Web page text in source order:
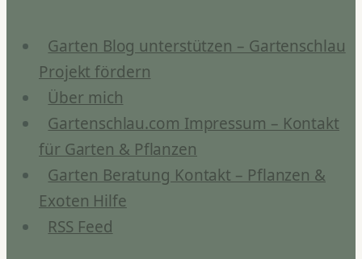
Garten Blog unterstützen – Gartenschlau
Projekt fördern
Über mich
Gartenschlau.com Impressum – Kontakt
für Garten & Pflanzen
Garten Beratung Kontakt – Pflanzen &
Exoten Hilfe
RSS Feed